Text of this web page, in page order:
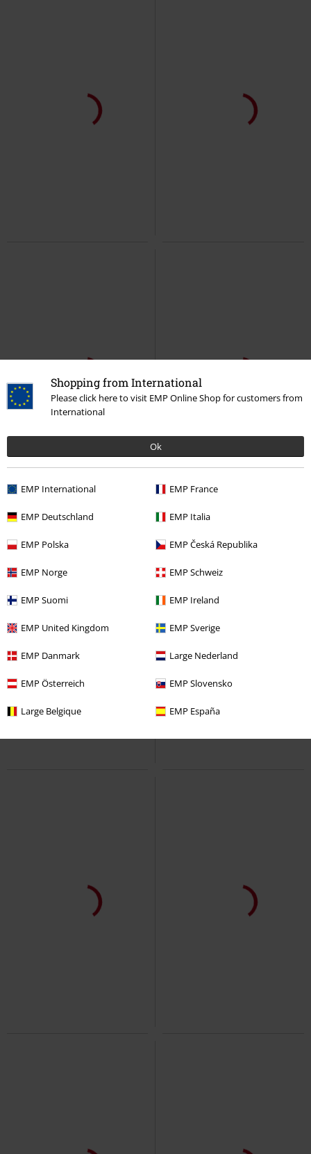
Shopping from International
Please click here to visit EMP Online Shop for customers from
International
Ok
EMP International EMP France
EMP Deutschland EMP Italia
EMP Polska EMP Česká Republika
EMP Norge EMP Schweiz
EMP Suomi EMP Ireland
EMP United Kingdom EMP Sverige
EMP Danmark Large Nederland
EMP Österreich EMP Slovensko
Large Belgique EMP España